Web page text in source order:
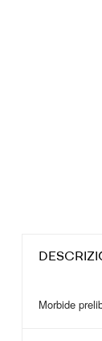
Morbide